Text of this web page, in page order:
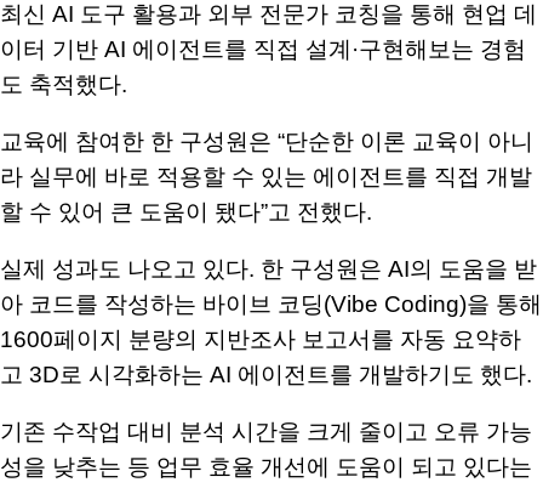
최신 AI 도구 활용과 외부 전문가 코칭을 통해 현업 데
이터 기반 AI 에이전트를 직접 설계 ·구현해보는 경험
도 축적했다.
교육에 참여한 한 구성원은 “단순한 이론 교육이 아니
라 실무에 바로 적용할 수 있는 에이전트를 직접 개발
할 수 있어 큰 도움이 됐다”고 전했다.
실제 성과도 나오고 있다. 한 구성원은 AI의 도움을 받
아 코드를 작성하는 바이브 코딩(Vibe Coding)을 통해
1600페이지 분량의 지반조사 보고서를 자동 요약하
고 3D로 시각화하는 AI 에이전트를 개발하기도 했다.
기존 수작업 대비 분석 시간을 크게 줄이고 오류 가능
성을 낮추는 등 업무 효율 개선에 도움이 되고 있다는